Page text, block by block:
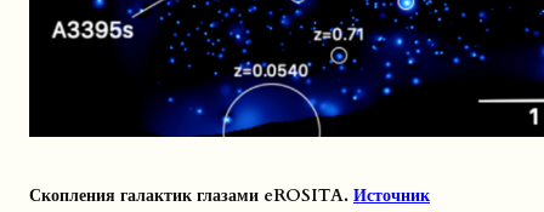
Скопления галактик глазами eROSITA. Источник